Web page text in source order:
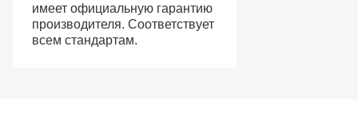
имеет официальную гарантию
производителя. Соответствует
всем стандартам.